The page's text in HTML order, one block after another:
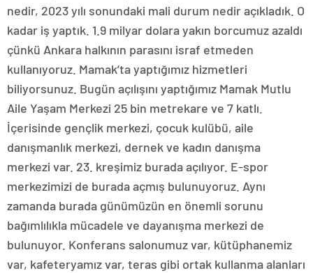
nedir, 2023 yılı sonundaki mali durum nedir açıkladık. O
kadar iş yaptık. 1.9 milyar dolara yakın borcumuz azaldı
çünkü Ankara halkının parasını israf etmeden
kullanıyoruz. Mamak’ta yaptığımız hizmetleri
biliyorsunuz. Bugün açılışını yaptığımız Mamak Mutlu
Aile Yaşam Merkezi 25 bin metrekare ve 7 katlı.
İçerisinde gençlik merkezi, çocuk kulübü, aile
danışmanlık merkezi, dernek ve kadın danışma
merkezi var. 23. kreşimiz burada açılıyor. E-spor
merkezimizi de burada açmış bulunuyoruz. Aynı
zamanda burada günümüzün en önemli sorunu
bağımlılıkla mücadele ve dayanışma merkezi de
bulunuyor. Konferans salonumuz var, kütüphanemiz
var, kafeteryamız var, teras gibi ortak kullanma alanları